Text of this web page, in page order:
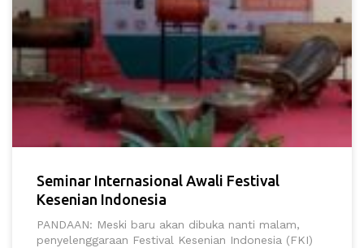
Seminar Internasional Awali Festival
Kesenian Indonesia
PANDAAN: Meski baru akan dibuka nanti malam,
penyelenggaraan Festival Kesenian Indonesia (FKI)